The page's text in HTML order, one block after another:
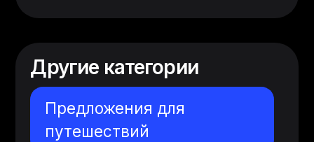
Другие категории
Предложения для
путешествий